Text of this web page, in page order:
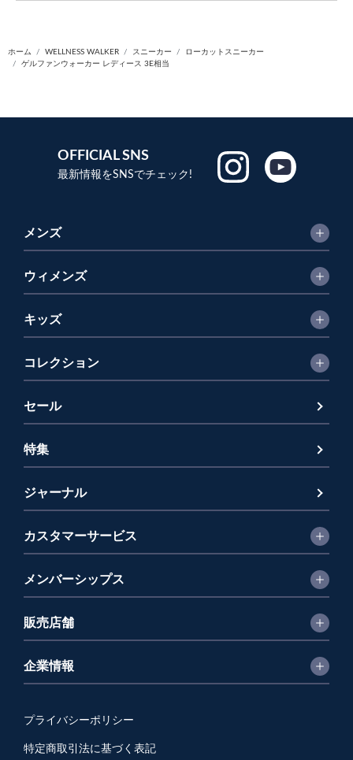
ホーム WELLNESS WALKER スニーカー
ローカットスニーカー
ゲルファンウォーカー レディース 3E相当
OFFICIAL SNS
最新情報をSNSでチェック!
メンズ
ウィメンズ
キッズ
コレクション
セール
特集
ジャーナル
カスタマーサービス
メンバーシップス
販売店舗
企業情報
プライバシーポリシー
特定商取引法に基づく表記